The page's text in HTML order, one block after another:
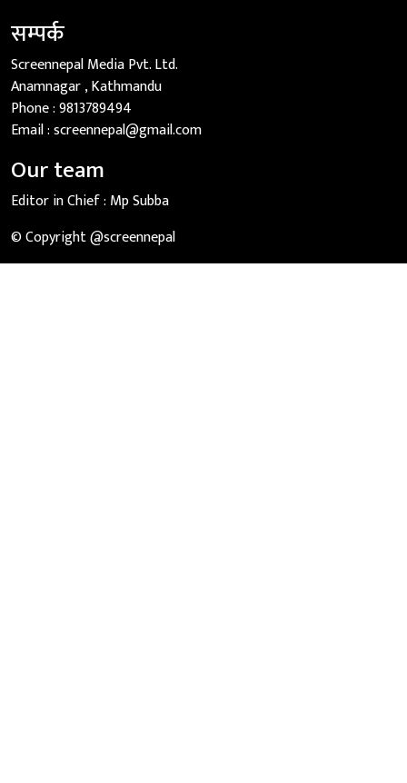
सम्पर्क
Screennepal Media Pvt. Ltd.
Anamnagar , Kathmandu
Phone :9813789494
Email :screennepal@gmail.com
Our team
Editor in Chief : Mp Subba
© Copyright @screennepal